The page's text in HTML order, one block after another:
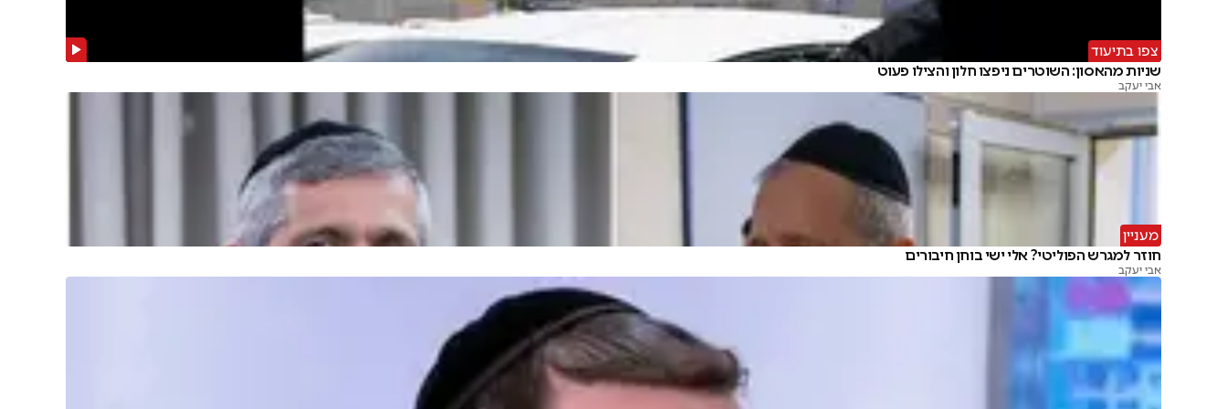
צפו בתיעוד
שניות מהאסון: השוטרים ניפצו חלון והצילו פעוט
אבי יעקב
מעניין
חוזר למגרש הפוליטי? אלי ישי בוחן חיבורים
אבי יעקב